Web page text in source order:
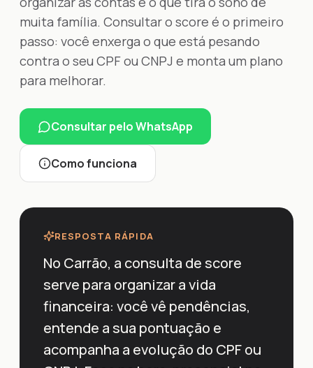
muita família. Consultar o score é o primeiro
passo: você enxerga o que está pesando
contra o seu CPF ou CNPJ e monta um plano
para melhorar.
Consultar pelo WhatsApp
Como funciona
RESPOSTA RÁPIDA
No Carrão, a consulta de score
serve para organizar a vida
financeira: você vê pendências,
entende a sua pontuação e
acompanha a evolução do CPF ou